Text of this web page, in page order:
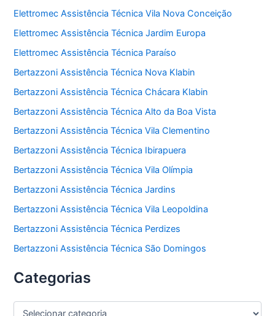
Elettromec Assistência Técnica Vila Nova Conceição
Elettromec Assistência Técnica Jardim Europa
Elettromec Assistência Técnica Paraíso
Bertazzoni Assistência Técnica Nova Klabin
Bertazzoni Assistência Técnica Chácara Klabin
Bertazzoni Assistência Técnica Alto da Boa Vista
Bertazzoni Assistência Técnica Vila Clementino
Bertazzoni Assistência Técnica Ibirapuera
Bertazzoni Assistência Técnica Vila Olímpia
Bertazzoni Assistência Técnica Jardins
Bertazzoni Assistência Técnica Vila Leopoldina
Bertazzoni Assistência Técnica Perdizes
Bertazzoni Assistência Técnica São Domingos
Categorias
C